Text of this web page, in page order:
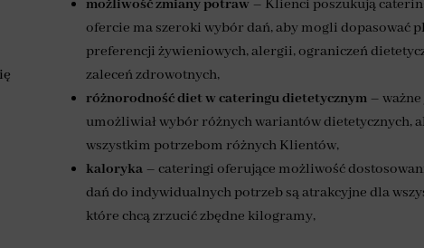
możliwość zmiany potraw – Klienci poszukują
ofercie ma szeroki wybór dań, aby mogli dopasować
preferencji żywieniowych, alergii, ograniczeń
zaleceń zdrowotnych,
różnorodność dietw cateringu dietetycznym– ważne
umożliwiał wybór różnych wariantów dietetycznych,
wszystkim potrzebom różnych Klientów,
kaloryka– cateringi oferujące możliwość
dań do indywidualnych potrzeb są atrakcyjne dla
które chcą zrzucić zbędne kilogramy,